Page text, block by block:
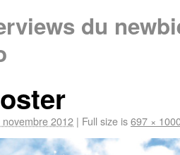
du
novembre 2012 | Full size is697 ×